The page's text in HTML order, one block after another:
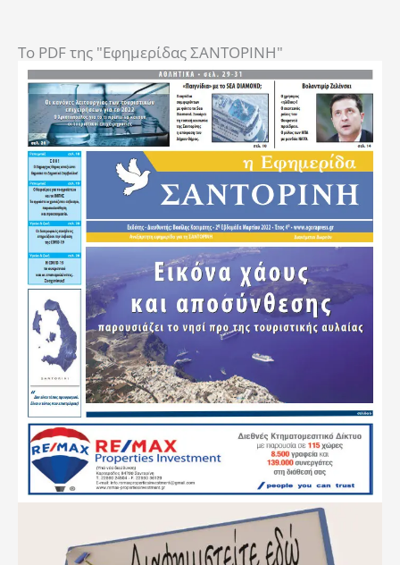
To PDF της "Εφημερίδας ΣΑΝΤΟΡΙΝΗ"